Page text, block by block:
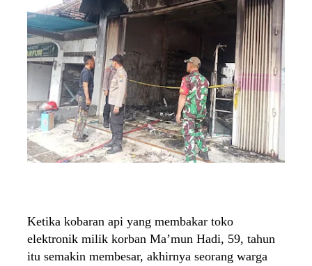
Ketika kobaran api yang membakar toko
elektronik milik korban Ma’mun Hadi, 59, tahun
itu semakin membesar, akhirnya seorang warga